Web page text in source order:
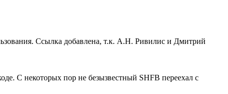
Ссылка добавлена, т.к. А.Н. Ривилис и Дмитрий
С некоторых пор не безызвестный SHFB переехал с